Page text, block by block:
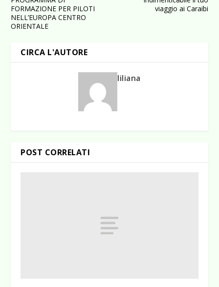
FORMAZIONE PER PILOTI
NELL’EUROPA CENTRO
ORIENTALE
viaggio ai Caraibi
CIRCA L'AUTORE
liliana
POST CORRELATI